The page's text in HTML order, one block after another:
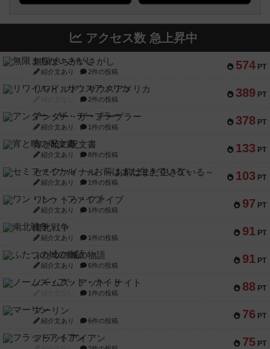
アクセス数 急上昇中
574 PT
無限まちがいさがし
紹介文あり 2件の投稿
389 PT
リワイルド：サウスアメリカ
2件の投稿
378 PT
アンダー・ザ・テーブラー
紹介文あり 1件の投稿
133 PT
宵と暁の呪文書
紹介文あり 8件の投稿
103 PT
セミファイナル ～お前はまだ生きている～
紹介文あり 1件の投稿
97 PT
ワン・トゥ・ファイブ
紹介文あり 1件の投稿
91 PT
南北戦争
紹介文あり 1件の投稿
91 PT
ふたつの城の物語
紹介文あり 6件の投稿
88 PT
ノームズ・アット・ナイト
1件の投稿
76 PT
マーリン
紹介文あり 6件の投稿
75 PT
フラットアイアン